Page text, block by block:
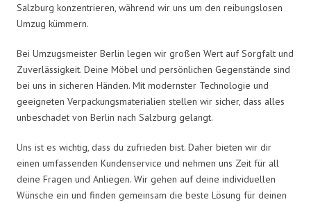
Salzburg konzentrieren, während wir uns um den reibungslosen
Umzug kümmern.
Bei Umzugsmeister Berlin legen wir großen Wert auf Sorgfalt und
Zuverlässigkeit. Deine Möbel und persönlichen Gegenstände sind
bei uns in sicheren Händen. Mit modernster Technologie und
geeigneten Verpackungsmaterialien stellen wir sicher, dass alles
unbeschadet von Berlin nach Salzburg gelangt.
Uns ist es wichtig, dass du zufrieden bist. Daher bieten wir dir
einen umfassenden Kundenservice und nehmen uns Zeit für all
deine Fragen und Anliegen. Wir gehen auf deine individuellen
Wünsche ein und finden gemeinsam die beste Lösung für deinen